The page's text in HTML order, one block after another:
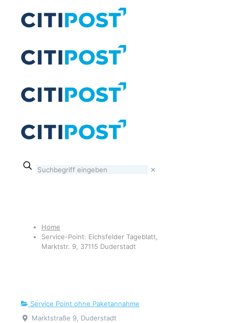
✕
Home
Service-Point: Eichsfelder Tageblatt,
Marktstr. 9, 37115 Duderstadt
Service Point ohne Paketannahme
Marktstraße 9, Duderstadt